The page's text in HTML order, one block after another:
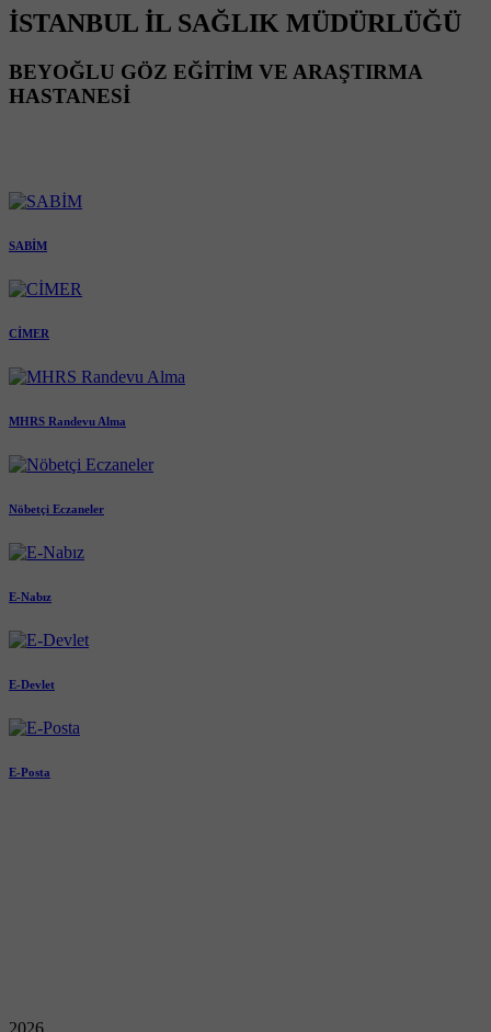
İSTANBUL İL SAĞLIK MÜDÜRLÜĞÜ
BEYOĞLU GÖZ EĞİTİM VE ARAŞTIRMA
HASTANESİ
SABİM
CİMER
MHRS Randevu Alma
Nöbetçi Eczaneler
E-Nabız
E-Devlet
E-Posta
2026